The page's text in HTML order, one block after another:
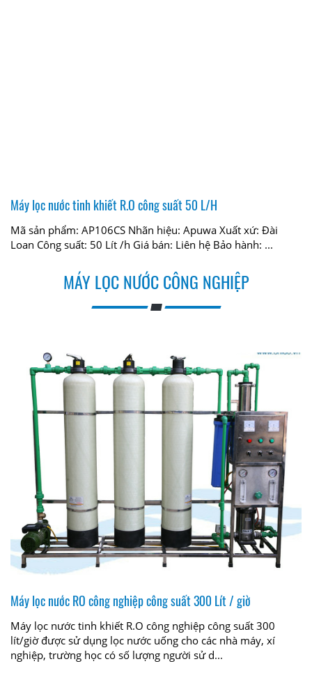
Máy lọc nước tinh khiết R.O công suất 50 L/H
Mã sản phẩm: AP106CS Nhãn hiệu: Apuwa Xuất xứ: Đài
Loan Công suất: 50 Lít /h Giá bán: Liên hệ Bảo hành: ...
MÁY LỌC NƯỚC CÔNG NGHIỆP
Máy lọc nước RO công nghiệp công suất 300 Lít / giờ
Máy lọc nước tinh khiết R.O công nghiệp công suất 300
lít/giờ được sử dụng lọc nước uống cho các nhà máy, xí
nghiệp, trường học có số lượng người sử d...